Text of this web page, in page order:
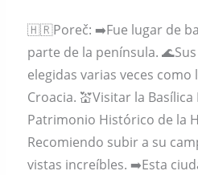
🇭🇷Poreč: ➡️Fue lugar de
parte de la península.
elegidas varias veces como
Croacia. 💒Visitar la
Patrimonio Histórico de la
Recomiendo subir a su
vistas increíbles. ➡️Esta